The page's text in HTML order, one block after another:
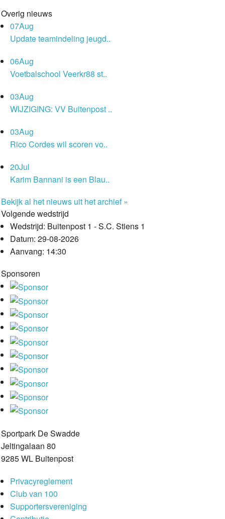
Overig nieuws
07Aug
Update teamindeling jeugd..
06Aug
Voetbalschool Veerkr88 st..
03Aug
WIJZIGING: VV Buitenpost ..
03Aug
Rico Cordes wil scoren vo..
20Jul
Karim Bannani is een Blau..
Bekijk al het nieuws uit het archief »
Volgende wedstrijd
Wedstrijd: Buitenpost 1 - S.C. Stiens 1
Datum: 29-08-2026
Aanvang: 14:30
Sponsoren
Sportpark De Swadde
Jeltingalaan 80
9285 WL Buitenpost
Privacyreglement
Club van 100
Supportersvereniging